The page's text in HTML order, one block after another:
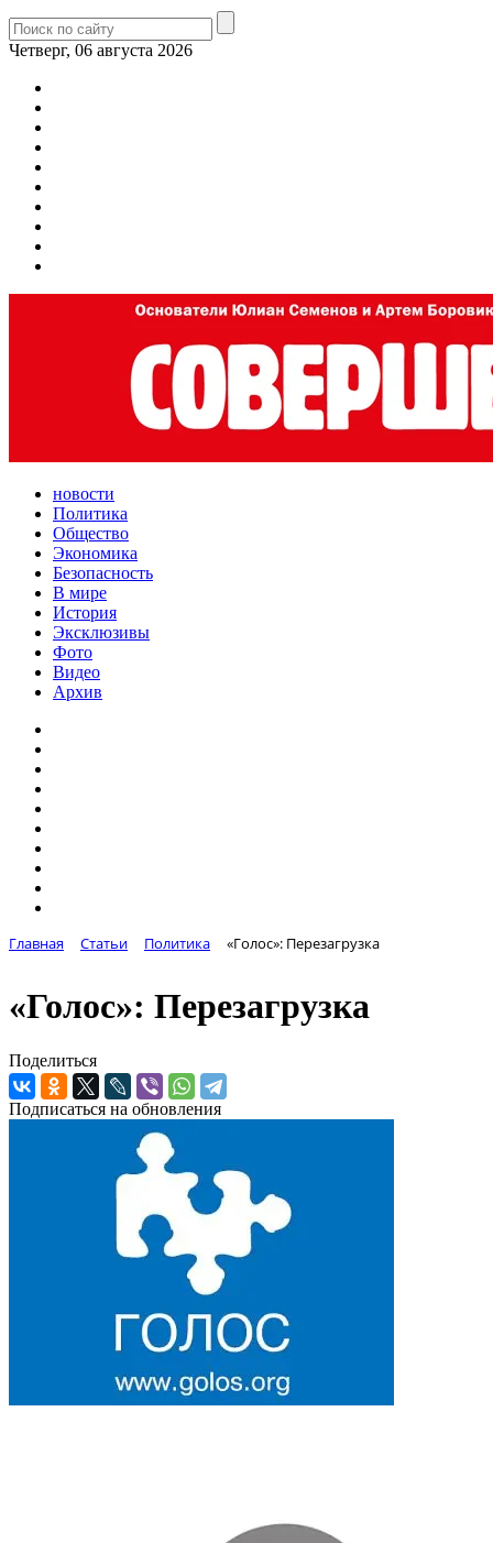
Четверг, 06 августа 2026
новости
Политика
Общество
Экономика
Безопасность
В мире
История
Эксклюзивы
Фото
Видео
Архив
Главная Статьи Политика «Голос»: Перезагрузка
«Голос»: Перезагрузка
Поделиться
Подписаться на обновления